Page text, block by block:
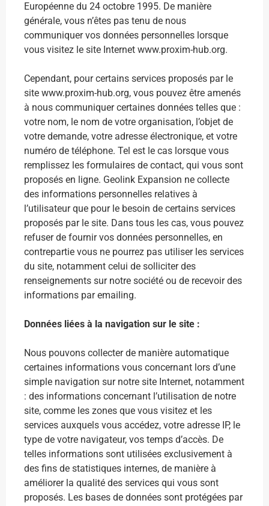
Européenne du 24 octobre 1995. De manière
générale, vous n’êtes pas tenu de nous
communiquer vos données personnelles lorsque
vous visitez le site Internet www.proxim-hub.org.
Cependant, pour certains services proposés par le
site www.proxim-hub.org, vous pouvez être amenés
à nous communiquer certaines données telles que :
votre nom, le nom de votre organisation, l’objet de
votre demande, votre adresse électronique, et votre
numéro de téléphone. Tel est le cas lorsque vous
remplissez les formulaires de contact, qui vous sont
proposés en ligne. Geolink Expansion ne collecte
des informations personnelles relatives à
l’utilisateur que pour le besoin de certains services
proposés par le site. Dans tous les cas, vous pouvez
refuser de fournir vos données personnelles, en
contrepartie vous ne pourrez pas utiliser les services
du site, notamment celui de solliciter des
renseignements sur notre société ou de recevoir des
informations par emailing.
Données liées à la navigation sur le site :
Nous pouvons collecter de manière automatique
certaines informations vous concernant lors d’une
simple navigation sur notre site Internet, notamment
: des informations concernant l’utilisation de notre
site, comme les zones que vous visitez et les
services auxquels vous accédez, votre adresse IP, le
type de votre navigateur, vos temps d’accès. De
telles informations sont utilisées exclusivement à
des fins de statistiques internes, de manière à
améliorer la qualité des services qui vous sont
proposés. Les bases de données sont protégées par